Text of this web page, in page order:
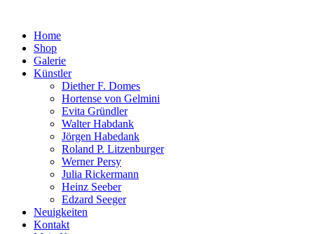
Home
Shop
Galerie
Künstler
Diether F. Domes
Hortense von Gelmini
Evita Gründler
Walter Habdank
Jörgen Habedank
Roland P. Litzenburger
Werner Persy
Julia Rickermann
Heinz Seeber
Edzard Seeger
Neuigkeiten
Kontakt